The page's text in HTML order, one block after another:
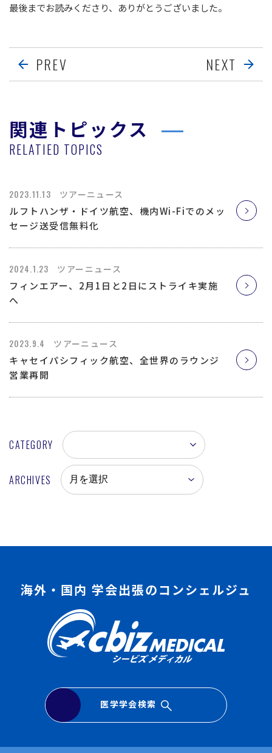
最後までお読みくださり、ありがとうございました。
PREV NEXT
関連トピックス
RELATIED TOPICS
2023.11.13 ツアーニュース
ルフトハンザ・ドイツ航空、機内Wi-Fiでのメッ
セージ送受信無料化
2024.1.23 ツアーニュース
フィンエアー、2月1日と2日にストライキ実施
へ
2023.9.4 ツアーニュース
キャセイパシフィック航空、全世界のラウンジ
営業再開
CATEGORY
ARCHIVES
海外・国内 学会出張のコンシェルジュ
医学学会検索